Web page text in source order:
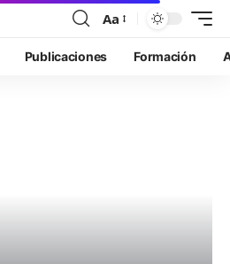
Aa
Publicaciones Formación